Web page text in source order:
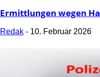
Ermittlungen wegen
Redak - 10. Februar 2026